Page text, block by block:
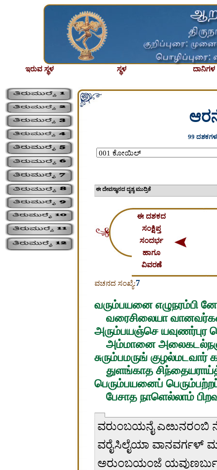
ಇರುವ ಸ್ಥಳ ಸ್ಥಳ ದಾನಿಗಳ
99
ಈ ದೇವಸ್ಥಾನದ
ಈ ದಶಕದ
ಸಂಕ್ಷಿಪ್ತ
ಸಂದರ್ಭ
ಹಾಗೂ
ವಿವರಣೆ
ವಚನದ ಸಂಖ್ಯೆ:7
வரும்பயனை எழுநரம்பி
வரைசிலையா
அரும்பயஞ்செ யவுணர்புர
அம்மானை
சுரும்பமருங்
துளங்காத
பெரும்பயனைப் பெரும்பற்றப்
பேசாத நாளெல்லாம்
ವರುಂಬಯನೈ ಎೞುನರಂಬಿ
ವರೈಸಿಲೈಯಾ ವಾನವರ್ಗಳ್
ಅರುಂಬಯಂಜೆ